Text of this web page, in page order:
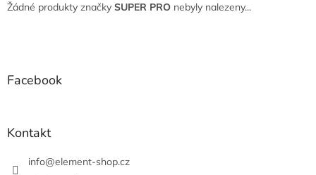
Žádné produkty značky SUPER PRO nebyly nalezeny...
Facebook
Kontakt
info@element-shop.cz